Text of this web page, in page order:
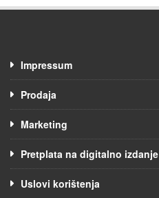
Impressum
Prodaja
Marketing
Pretplata na digitalno izdanje
Uslovi korištenja